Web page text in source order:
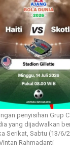
penyisihan Grup
yang dijadwalkan
Serikat, Sabtu (13/6/
Rahmadanti